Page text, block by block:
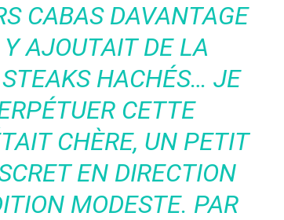
CABAS DAVANTAGE
AJOUTAIT DE LA
HACHÉS… JE
CETTE
CHÈRE, UN PETIT
EN DIRECTION
MODESTE. PAR